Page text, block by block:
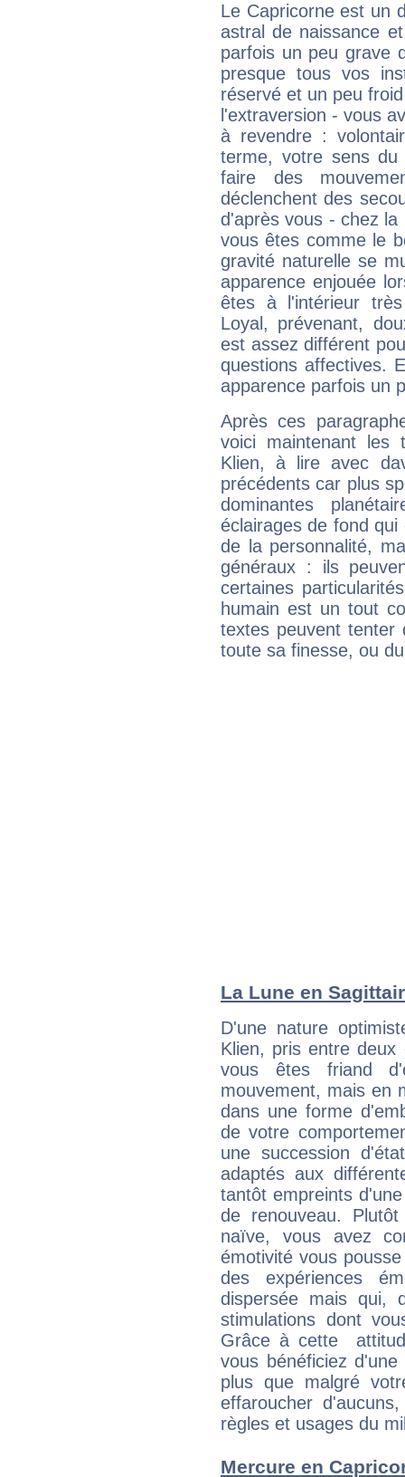
Le Capricorne est un
astral de naissance
parfois un peu grave
presque tous vos
réservé et un peu
l'extraversion - vous
à revendre :
terme, votre sens
faire des
déclenchent des
d'après vous - chez
vous êtes comme le
gravité naturelle se
apparence enjouée
êtes à l'intérieur
Loyal, prévenant,
est assez différent
questions affectives.
apparence parfois un
Après ces
voici maintenant les
Klien, à lire avec
précédents car plus
dominantes
éclairages de fond
de la personnalité,
généraux : ils
certaines
humain est un tout
textes peuvent tenter
toute sa finesse, ou
La Lune en
D'une nature
Klien, pris entre deux
vous êtes friand
mouvement, mais en
dans une forme
de votre
une succession
adaptés aux
tantôt empreints
de renouveau.
naïve, vous avez
émotivité vous
des expériences
dispersée mais qui,
stimulations dont
Grâce à cette
vous bénéficiez
plus que malgré
effaroucher
règles et usages du
Mercure en